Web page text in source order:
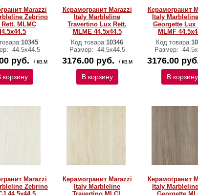
Marazzi
Zebrino
Rett. MLMC
10345
44.5х44.5
руб. / кв.м
корзину
Керамогранит Marazzi
Italy Marbleline
Travertino Lux Rett.
MLME 44.5х44.5
Код товара:10346
Размер: 44.5х44.5
3176.00 руб. / кв.м
В корзину
Керамогранит
Italy
Georgette Lux
MLMF
Код товара:
Размер:
3176.00
В корзину
Marazzi
Zebrino
Керамогранит Marazzi
Italy Marbleline
Керамогранит
Italy